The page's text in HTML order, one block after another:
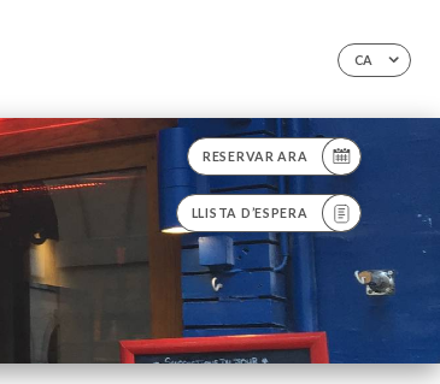
CA
RESERVAR ARA
LLISTA D’ESPERA